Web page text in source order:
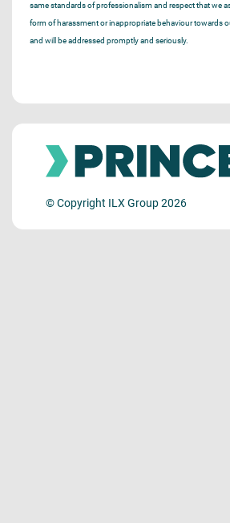
same standards of professionalism and respect that we
form of harassment or inappropriate behaviour towards
and will be addressed promptly and seriously.
© Copyright ILX Group 2026